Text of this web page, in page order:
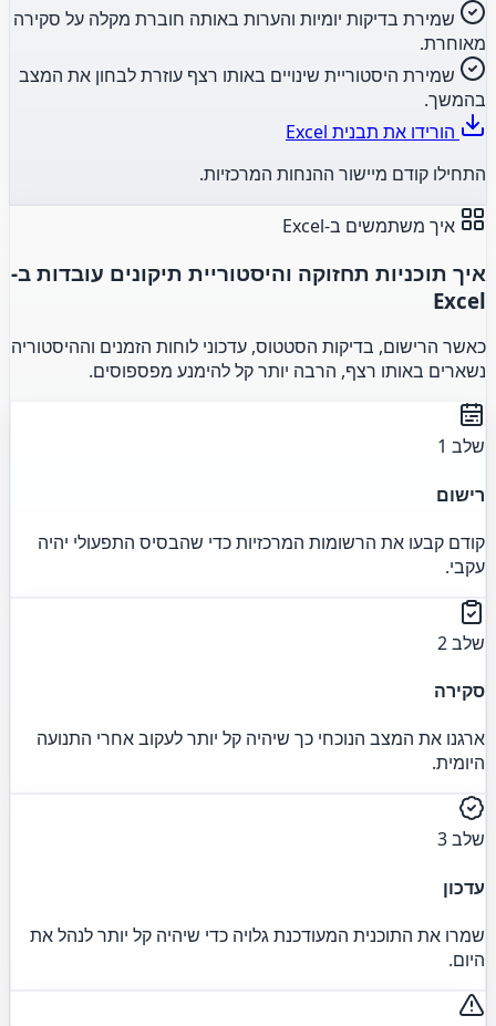
שמירת בדיקות יומיות והערות באותה חוברת מקלה על סקירה
מאוחרת.
שמירת היסטוריית שינויים באותו רצף עוזרת לבחון את המצב
בהמשך.
הורידו את תבנית Excel
התחילו קודם מיישור ההנחות המרכזיות.
איך משתמשים ב-Excel
איך תוכניות תחזוקה והיסטוריית תיקונים עובדות ב-
Excel
כאשר הרישום, בדיקות הסטטוס, עדכוני לוחות הזמנים וההיסטוריה
נשארים באותו רצף, הרבה יותר קל להימנע מפספוסים.
שלב 1
רישום
קודם קבעו את הרשומות המרכזיות כדי שהבסיס התפעולי יהיה
עקבי.
שלב 2
סקירה
ארגנו את המצב הנוכחי כך שיהיה קל יותר לעקוב אחרי התנועה
היומית.
שלב 3
עדכון
שמרו את התוכנית המעודכנת גלויה כדי שיהיה קל יותר לנהל את
היום.